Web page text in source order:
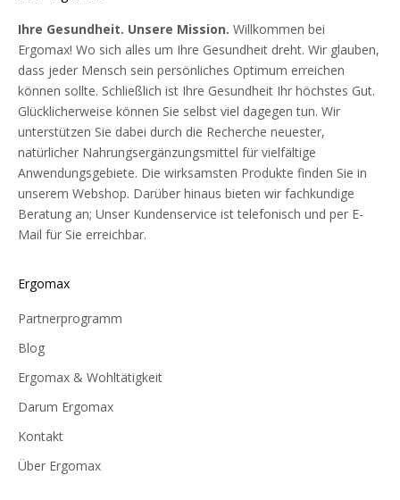
Ihre Gesundheit. Unsere Mission. Willkommen bei
Ergomax! Wo sich alles um Ihre Gesundheit dreht. Wir glauben,
dass jeder Mensch sein persönliches Optimum erreichen
können sollte. Schließlich ist Ihre Gesundheit Ihr höchstes Gut.
Glücklicherweise können Sie selbst viel dagegen tun. Wir
unterstützen Sie dabei durch die Recherche neuester,
natürlicher Nahrungsergänzungsmittel für vielfältige
Anwendungsgebiete. Die wirksamsten Produkte finden Sie in
unserem Webshop. Darüber hinaus bieten wir fachkundige
Beratung an; Unser Kundenservice ist telefonisch und per E-
Mail für Sie erreichbar.
Ergomax
Partnerprogramm
Blog
Ergomax & Wohltätigkeit
Darum Ergomax
Kontakt
Über Ergomax